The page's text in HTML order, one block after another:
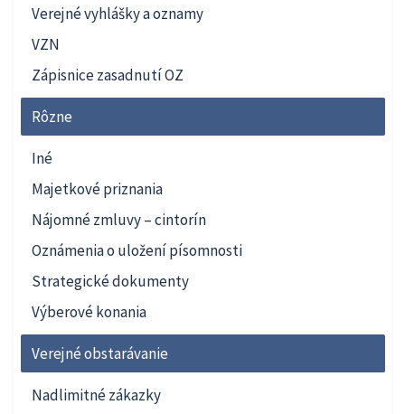
Verejné vyhlášky a oznamy
VZN
Zápisnice zasadnutí OZ
Rôzne
Iné
Majetkové priznania
Nájomné zmluvy – cintorín
Oznámenia o uložení písomnosti
Strategické dokumenty
Výberové konania
Verejné obstarávanie
Nadlimitné zákazky